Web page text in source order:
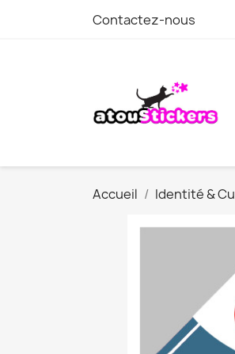
Contactez-nous
Accueil Identité &